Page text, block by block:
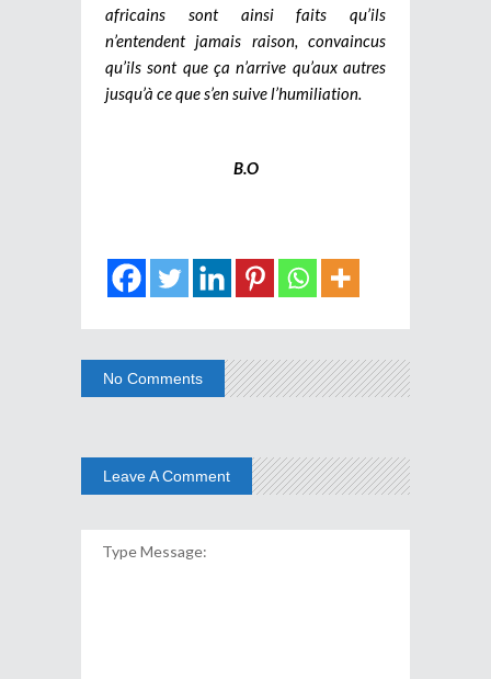
africains sont ainsi faits qu’ils
n’entendent jamais raison, convaincus
qu’ils sont que ça n’arrive qu’aux autres
jusqu’à ce que s’en suive l’humiliation.
B.O
No Comments
Leave A Comment